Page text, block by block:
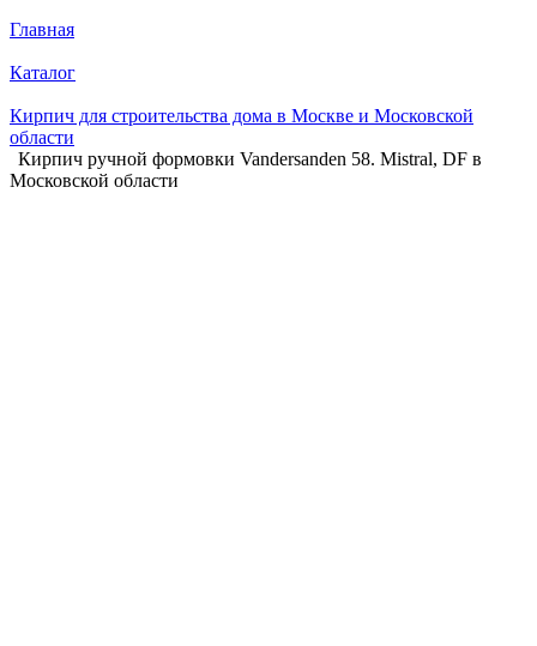
Главная
Каталог
Кирпич для строительства дома в Москве и Московской
области
Кирпич ручной формовки Vandersanden 58. Mistral, DF в
Московской области